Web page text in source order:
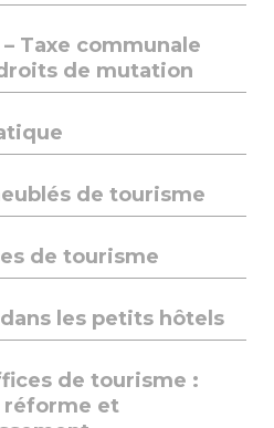
Taxe communale
de mutation
de tourisme
de tourisme
les petits hôtels
de tourisme :
réforme et